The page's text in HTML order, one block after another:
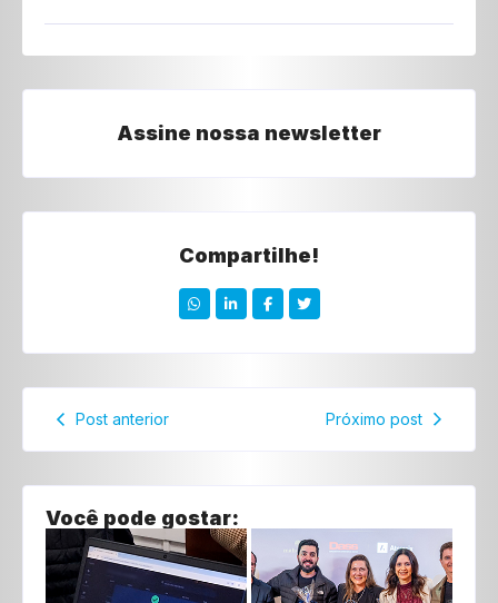
Assine nossa newsletter
Compartilhe!
Post anterior Próximo post
Você pode gostar: